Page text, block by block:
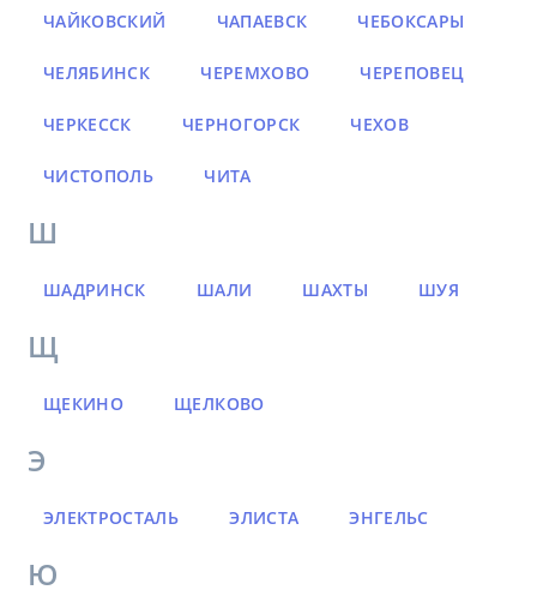
ЧАЙКОВСКИЙ ЧАПАЕВСК ЧЕБОКСАРЫ
ЧЕЛЯБИНСК ЧЕРЕМХОВО ЧЕРЕПОВЕЦ
ЧЕРКЕССК ЧЕРНОГОРСК ЧЕХОВ
ЧИСТОПОЛЬ ЧИТА
Ш
ШАДРИНСК ШАЛИ ШАХТЫ ШУЯ
Щ
ЩЕКИНО ЩЕЛКОВО
Э
ЭЛЕКТРОСТАЛЬ ЭЛИСТА ЭНГЕЛЬС
Ю